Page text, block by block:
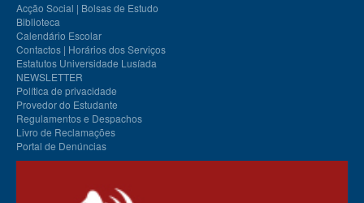
Acção Social | Bolsas de Estudo
Biblioteca
Calendário Escolar
Contactos | Horários dos Serviços
Estatutos Universidade Lusíada
NEWSLETTER
Política de privacidade
Provedor do Estudante
Regulamentos e Despachos
Livro de Reclamações
Portal de Denúncias